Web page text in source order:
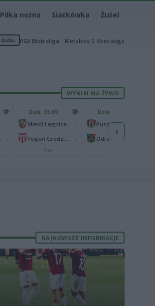
Piłka nożna Siatkówka Żużel
ŻUŻEL PGE Ekstraliga Metalkas 2. Ekstraliga
WYNIKI NA ŻYWO
Dziś, 15:30
Miedź Legnica
I liga
Dziś, 15:30
Odra Opole
›
NAJNOWSZE INFORMACJE